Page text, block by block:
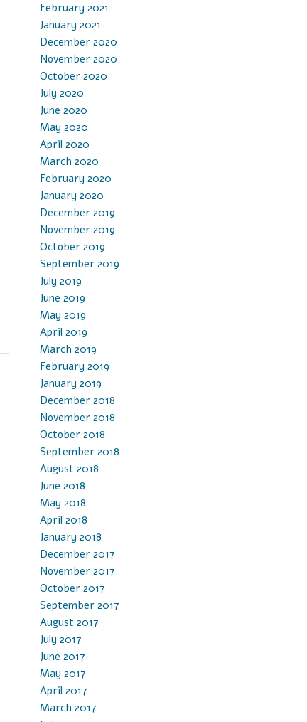
February 2021
January 2021
December 2020
November 2020
October 2020
July 2020
June 2020
May 2020
April 2020
March 2020
February 2020
January 2020
December 2019
November 2019
October 2019
September 2019
July 2019
June 2019
May 2019
April 2019
March 2019
February 2019
January 2019
December 2018
November 2018
October 2018
September 2018
August 2018
June 2018
May 2018
April 2018
January 2018
December 2017
November 2017
October 2017
September 2017
August 2017
July 2017
June 2017
May 2017
April 2017
March 2017